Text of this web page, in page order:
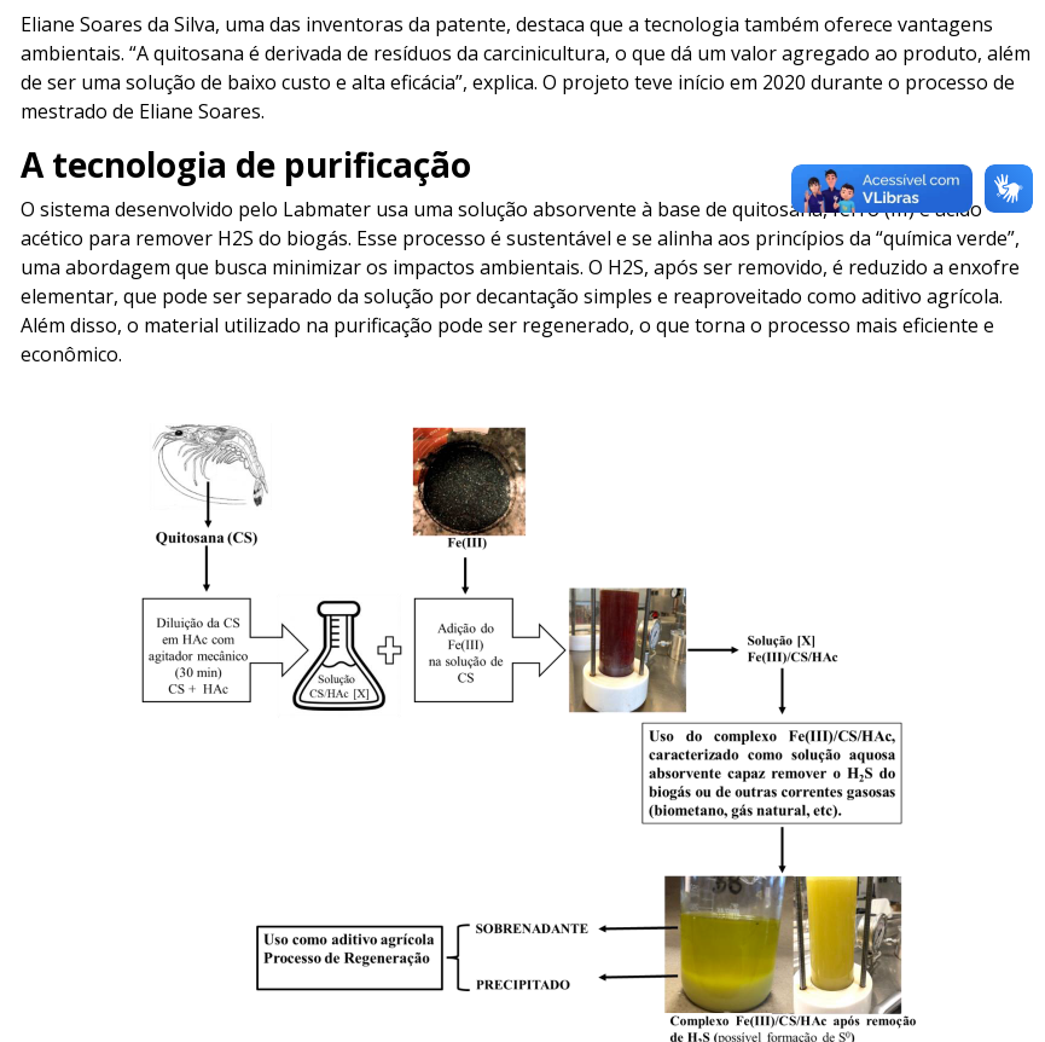
Eliane Soares da Silva, uma das inventoras da patente, destaca que a tecnologia também oferece vantagens
ambientais. “A quitosana é derivada de resíduos da carcinicultura, o que dá um valor agregado ao produto, além
de ser uma solução de baixo custo e alta eficácia”, explica. O projeto teve início em 2020 durante o processo de
mestrado de Eliane Soares.
A tecnologia de purificação
O sistema desenvolvido pelo Labmater usa uma solução absorvente à base de quitosana, ferro (III) e ácido
acético para remover H2S do biogás. Esse processo é sustentável e se alinha aos princípios da “química verde”,
uma abordagem que busca minimizar os impactos ambientais. O H2S, após ser removido, é reduzido a enxofre
elementar, que pode ser separado da solução por decantação simples e reaproveitado como aditivo agrícola.
Além disso, o material utilizado na purificação pode ser regenerado, o que torna o processo mais eficiente e
econômico.